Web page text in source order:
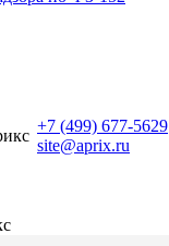
+7 (499) 677-5629
site@aprix.ru